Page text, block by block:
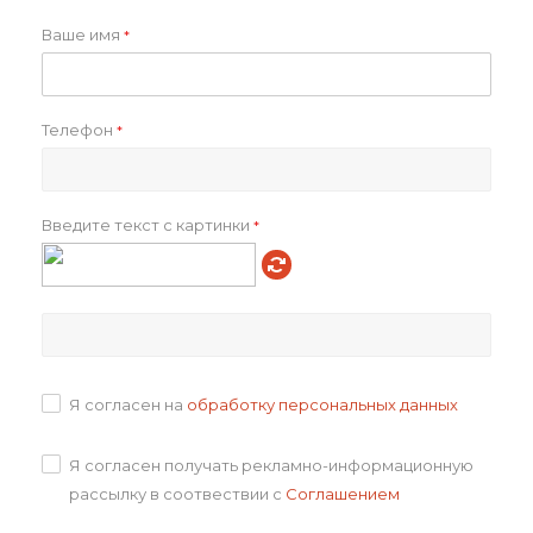
Ваше имя *
Телефон *
Введите текст с картинки *
Я согласен на обработку персональных данных
Я согласен получать рекламно-информационную
рассылку в соотвествии с Соглашением